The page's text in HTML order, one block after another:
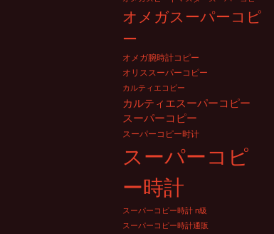
オメガスーパーコピ
ー
オメガ腕時計コピー
オリススーパーコピー
カルティエコピー
カルティエスーパーコピー
スーパーコピー
スーパーコピー时计
スーパーコピ
ー時計
スーパーコピー時計 n級
スーパーコピー時計通販